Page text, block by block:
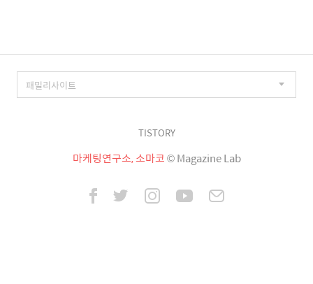
TISTORY
마케팅연구소, 소마코© Magazine Lab